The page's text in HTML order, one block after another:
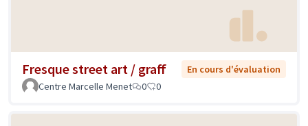
Fresque street art / graff
En cours d'évaluation
Centre Marcelle Menet
0 0